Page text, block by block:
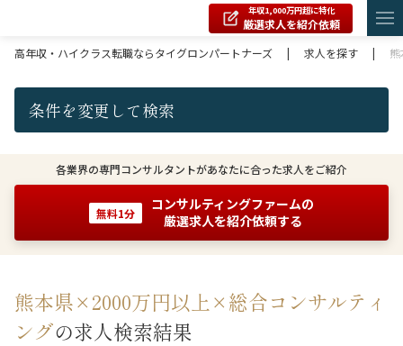
年収1,000万円超に特化
厳選求人を紹介依頼
高年収・ハイクラス転職ならタイグロンパートナーズ
| 求人を探す |
条件を変更して検索
各業界の専門コンサルタントがあなたに合った求人をご紹介
無料1分
コンサルティングファームの
厳選求人を紹介依頼する
熊本県×2000万円以上×総合コンサルティ
ングの求人検索結果